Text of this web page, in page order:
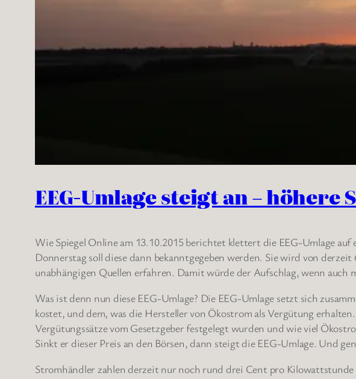
EEG-Umlage steigt an –
Wie Spiegel Online am 13.10.2015 berichtet klettert die EEG-Umlage
Donnerstag soll diese dann bekanntgegeben werden. Sie wird von
unabhängigen Quellen erfahren. Damit würde der Aufschlag, wenn auch
Was ist denn nun diese EEG-Umlage? Die EEG-Umlage setzt sich
kostet, und dem, was die Hersteller von Ökostrom als Vergütung
Vergütungssätze vom Gesetzgeber festgelegt wurden und wie viel
Sinkt er dieser Preis an den Börsen, dann steigt die EEG-Umlage. Und
Stromhändler zahlen derzeit nur noch rund drei Cent pro